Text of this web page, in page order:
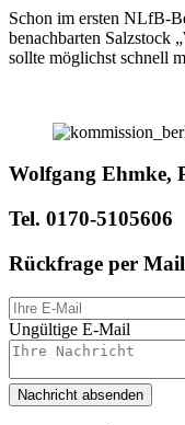
Schon im ersten NLfB-
benachbarten Salzstock
sollte möglichst schnell
Wolfgang Ehmke,
Tel. 0170-5105606
Rückfrage per
Ungültige E-Mail
Nachricht absenden